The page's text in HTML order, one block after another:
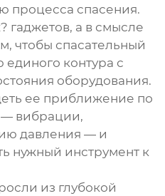
процесса спасения.
гаджетов, а в смысле
чтобы спасательный
единого контура с
оборудования.
ее приближение по
вибрации,
давления — и
нужный инструмент к
из глубокой